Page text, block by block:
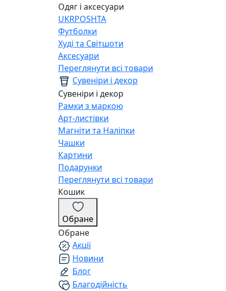
Одяг і аксесуари
UKRPOSHTA
Футболки
Худі та Світшоти
Аксесуари
Переглянути всі товари
Сувеніри і декор
Сувеніри і декор
Рамки з маркою
Арт-листівки
Магніти та Наліпки
Чашки
Картини
Подарунки
Переглянути всі товари
Кошик
Обране
Обране
Акції
Новини
Блог
Благодійність